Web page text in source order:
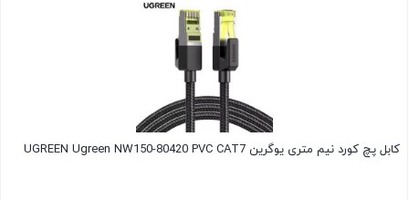
کابل پچ کورد نیم متری یوگرین UGREEN Ugreen NW150-80420 PVC CAT7